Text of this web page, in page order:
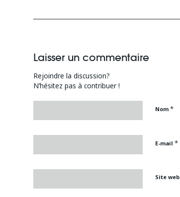
Laisser un commentaire
Rejoindre la discussion?
N’hésitez pas à contribuer !
Nom *
E-mail *
Site web